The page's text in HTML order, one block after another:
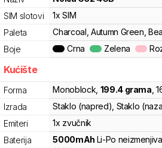
SIM slotovi
1x SIM
Paleta
Charcoal, Autumn Green,
Boje
Crna Zelena
Kućište
Forma Monoblock 199.4grama ,
Izrada
Staklo (napred), Staklo
Emiteri
1x zvučnik
Baterija
5000mAh Li-Po neizmenjiva